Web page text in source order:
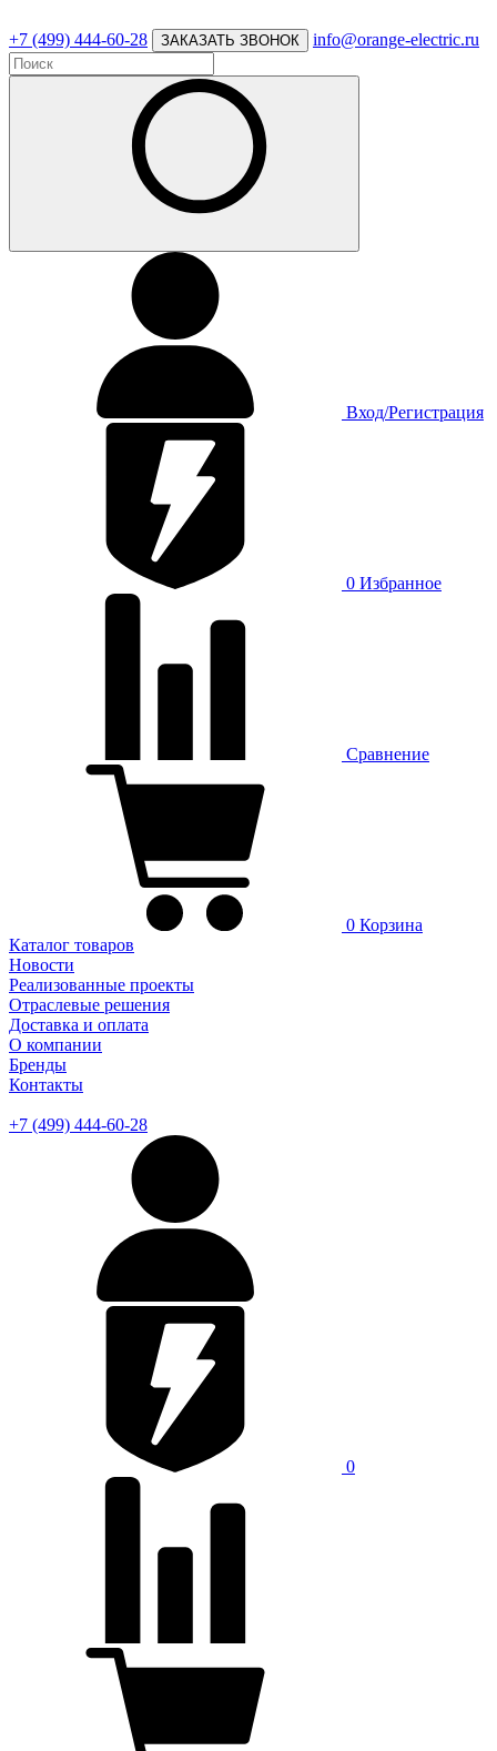
+7 (499) 444-60-28 ЗАКАЗАТЬ ЗВОНОК info@orange-electric.ru
Вход/Регистрация
0 Избранное
Сравнение
0 Корзина
Каталог товаров
Новости
Реализованные проекты
Отраслевые решения
Доставка и оплата
О компании
Бренды
Контакты
+7 (499) 444-60-28
0